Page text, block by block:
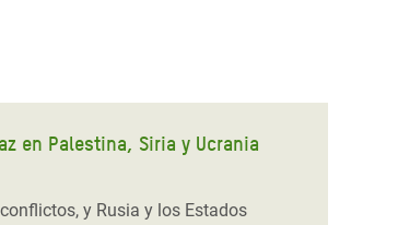
en Palestina, Siria y Ucrania
y Rusia y los Estados